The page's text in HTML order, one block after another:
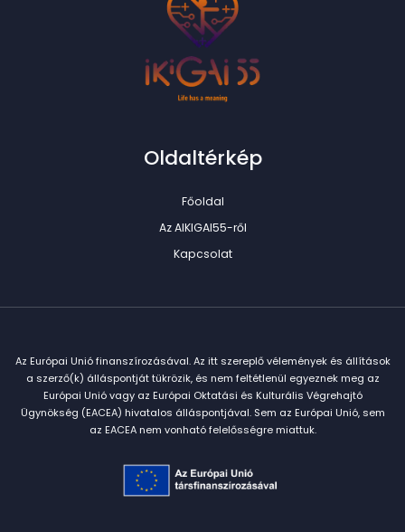
Oldaltérkép
Főoldal
Az AIKIGAI55-ről
Kapcsolat
Az Európai Unió finanszírozásával. Az itt szereplő vélemények és állítások
a szerző(k) álláspontját tükrözik, és nem feltétlenül egyeznek meg az
Európai Unió vagy az Európai Oktatási és Kulturális Végrehajtó
Ügynökség (EACEA) hivatalos álláspontjával. Sem az Európai Unió, sem
az EACEA nem vonható felelősségre miattuk.